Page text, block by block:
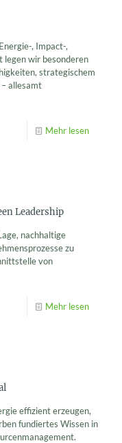
, Impact-,
legen wir besonderen
strategischem
allesamt
Mehr lesen
Leadership
nachhaltige
zu
von
Mehr lesen
effizient erzeugen,
fundiertes Wissen in